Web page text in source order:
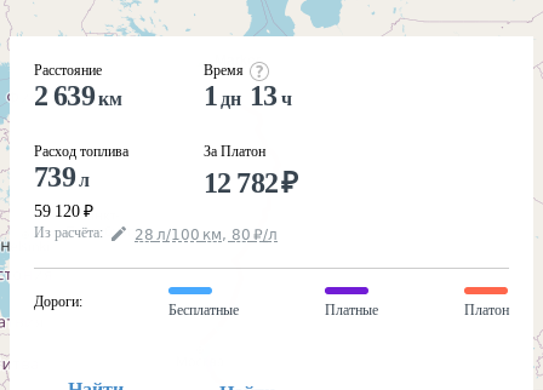
Расстояние
2 639км
Расход топлива
739л
59 120 ₽
Время
1 дн 13ч
За Платон
12 782₽
Из расчёта: 28 л/100 км, 80 ₽/л
Дороги:
Бесплатные Платные Платон